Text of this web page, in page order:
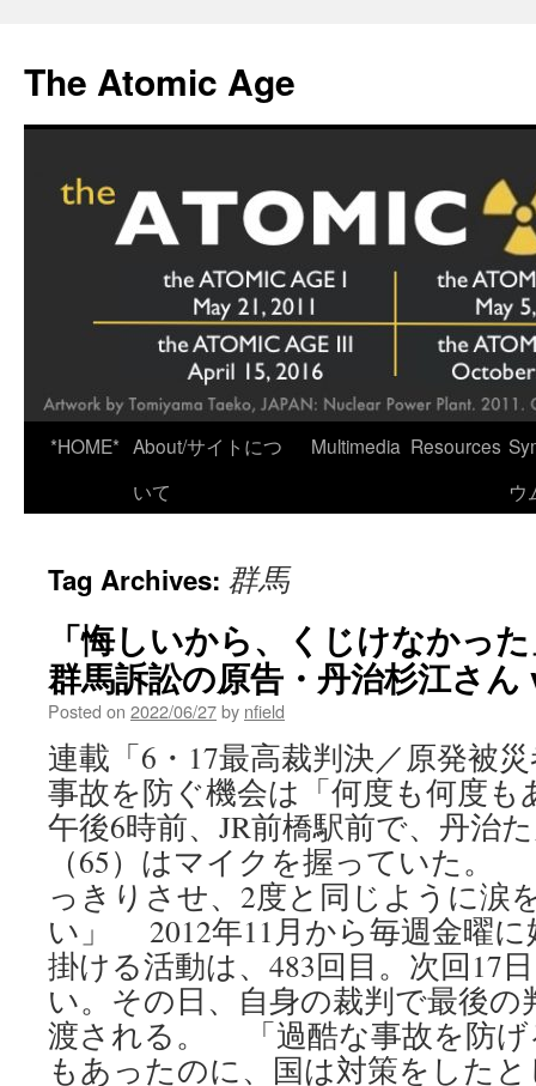
content
The Atomic Age
*HOME* About/サイトにつ
いて
Multimedia Resources
ウ
Tag Archives: 群馬
「悔しいから、くじけなかっ
群馬訴訟の原告・丹治杉江さ
Posted on 2022/06/27by nfield
連載「6・17最高裁判決／原発被
事故を防ぐ機会は「何度も何度
午後6時前、JR前橋駅前で、丹治
（65）はマイクを握っていた。
っきりさせ、2度と同じように涙
い」 2012年11月から毎週金曜に
掛ける活動は、483回目。次回17
い。その日、自身の裁判で最後
渡される。 「過酷な事故を防げ
もあったのに、国は対策をした